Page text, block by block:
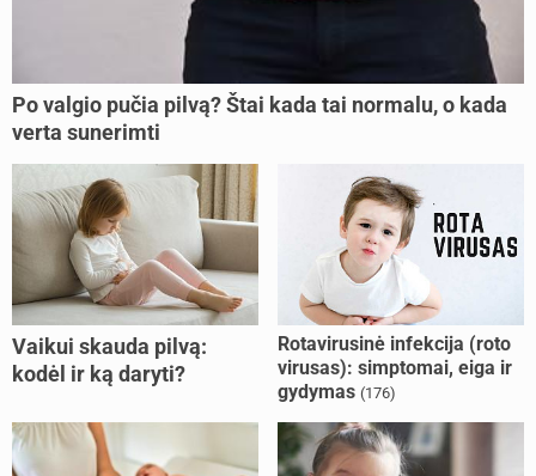
Po valgio pučia pilvą? Štai kada tai normalu, o kada
verta sunerimti
Vaikui skauda pilvą:
kodėl ir ką daryti?
Rotavirusinė infekcija (roto
virusas): simptomai, eiga ir
gydymas (176)